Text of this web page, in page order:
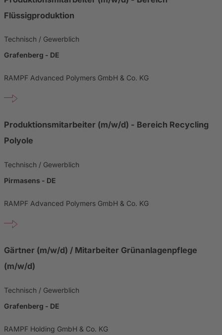
Flüssigproduktion
Technisch / Gewerblich
Grafenberg - DE
RAMPF Advanced Polymers GmbH & Co. KG
Produktionsmitarbeiter (m/w/d) - Bereich Recycling
Polyole
Technisch / Gewerblich
Pirmasens - DE
RAMPF Advanced Polymers GmbH & Co. KG
Gärtner (m/w/d) / Mitarbeiter Grünanlagenpflege
(m/w/d)
Technisch / Gewerblich
Grafenberg - DE
RAMPF Holding GmbH & Co. KG